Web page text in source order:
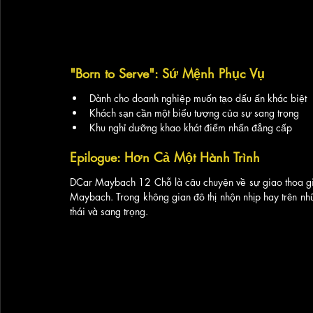
"Born to Serve": Sứ Mệnh Phục Vụ
Dành cho doanh nghiệp muốn tạo dấu ấn khác biệt
Khách sạn cần một biểu tượng của sự sang trọng
Khu nghỉ dưỡng khao khát điểm nhấn đẳng cấp
Epilogue: Hơn Cả Một Hành Trình
DCar Maybach 12 Chỗ là câu chuyện về sự giao thoa
Maybach. Trong không gian đô thị nhộn nhịp hay trên
thái và sang trọng.